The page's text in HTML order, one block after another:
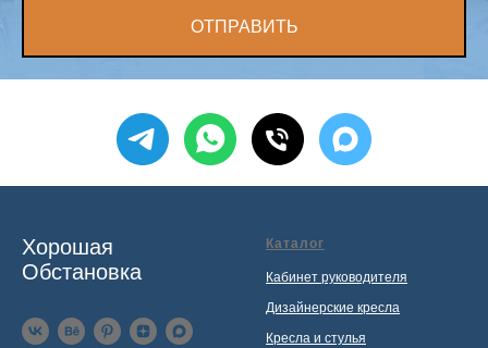
ОТПРАВИТЬ
Хорошая
Обстановка
Каталог
Кабинет руководителя
Дизайнерские кресла
Кресла и стулья